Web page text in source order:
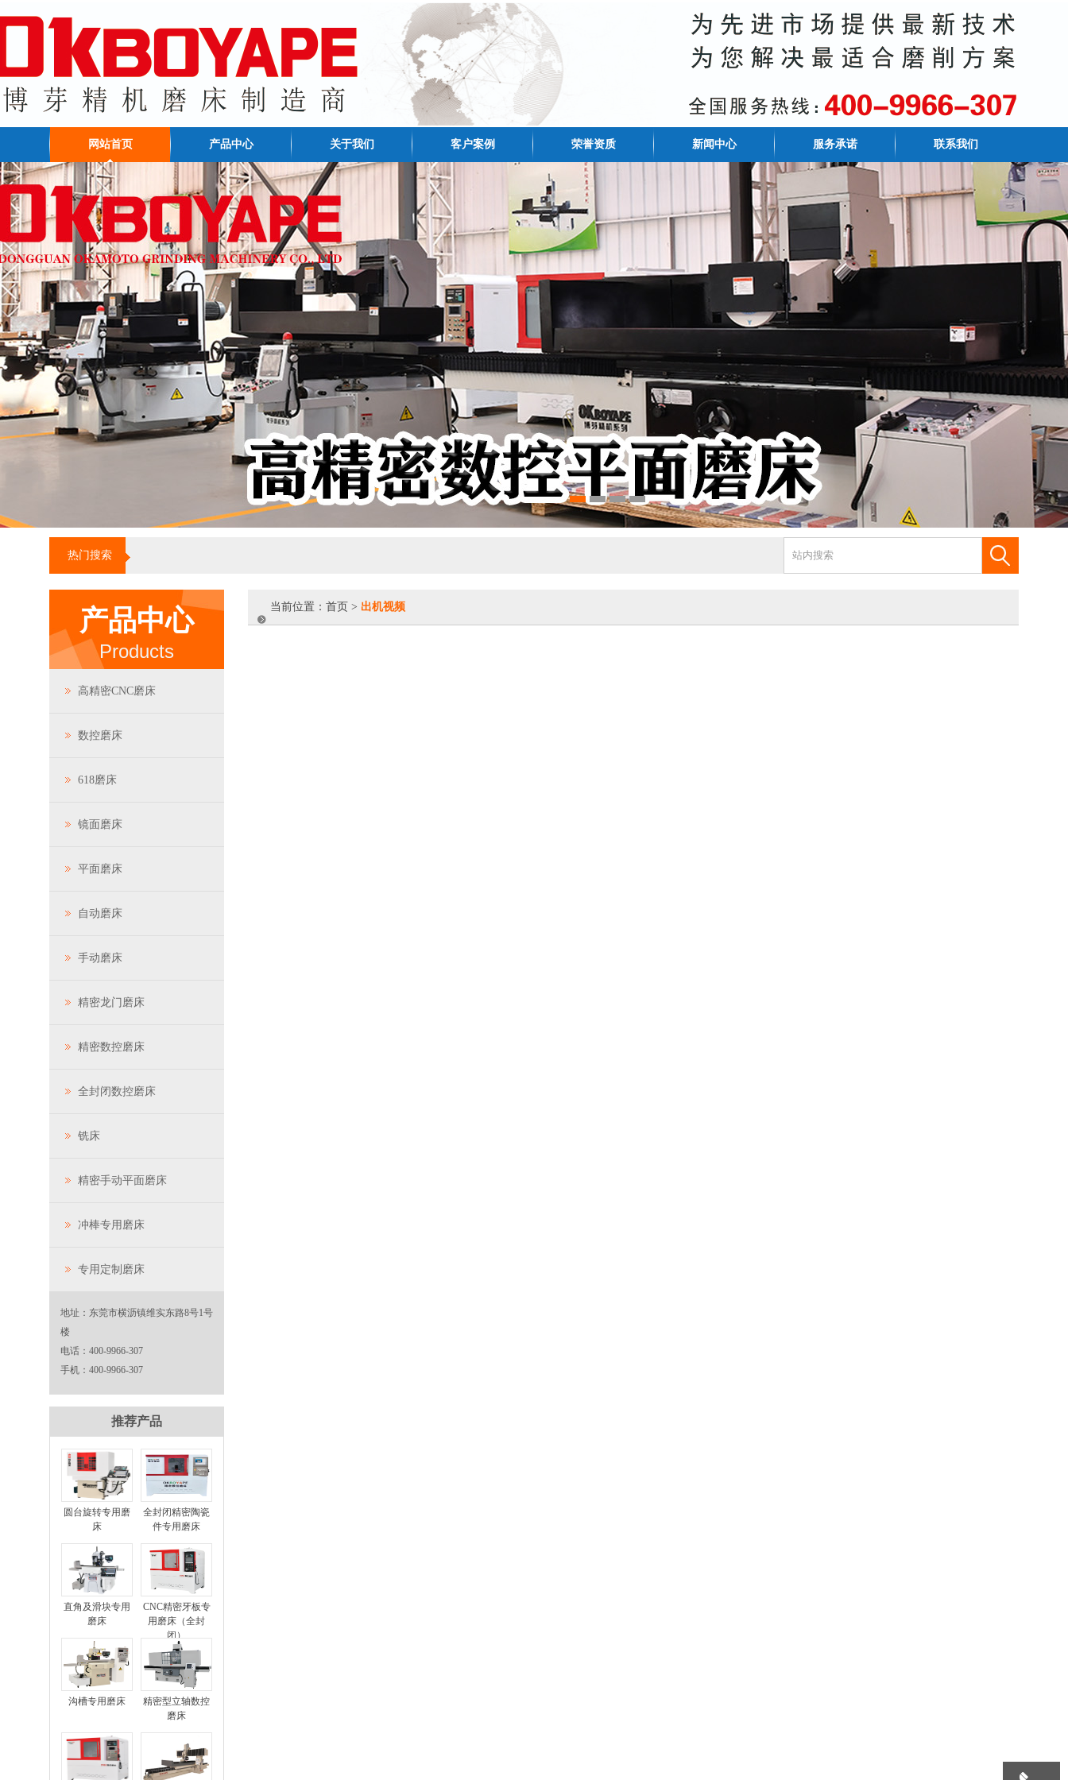
网站首页 产品中心 关于我们 客户案例 荣誉资质 新闻中心 服务承诺 联系我们
热门搜索
产品中心
Products
高精密CNC磨床
数控磨床
618磨床
镜面磨床
平面磨床
自动磨床
手动磨床
精密龙门磨床
精密数控磨床
全封闭数控磨床
铣床
精密手动平面磨床
冲棒专用磨床
专用定制磨床
地址：东莞市横沥镇维实东路8号1号
楼
电话：400-9966-307
手机：400-9966-307
推荐产品
圆台旋转专用磨
床
全封闭精密陶瓷
件专用磨床
直角及滑块专用
磨床
CNC精密牙板专
用磨床（全封
闭）
沟槽专用磨床
精密型立轴数控
磨床
当前位置： 首页 > 出机视频